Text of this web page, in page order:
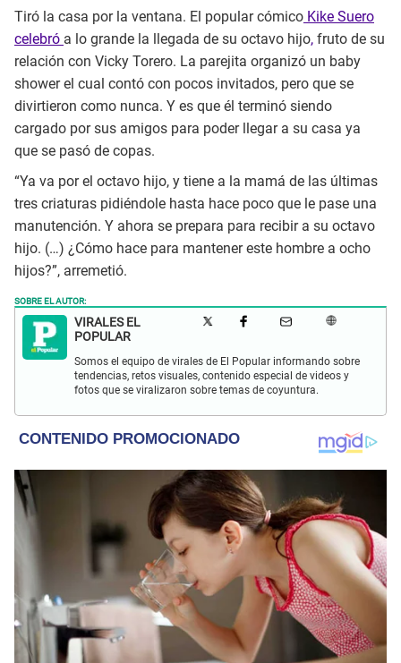
Tiró la casa por la ventana. El popular cómico Kike Suero
celebró a lo grande la llegada de su octavo hijo, fruto de su
relación con Vicky Torero. La parejita organizó un baby
shower el cual contó con pocos invitados, pero que se
divirtieron como nunca. Y es que él terminó siendo
cargado por sus amigos para poder llegar a su casa ya
que se pasó de copas.
“Ya va por el octavo hijo, y tiene a la mamá de las últimas
tres criaturas pidiéndole hasta hace poco que le pase una
manutención. Y ahora se prepara para recibir a su octavo
hijo. (…) ¿Cómo hace para mantener este hombre a ocho
hijos?”, arremetió.
SOBRE EL AUTOR:
VIRALES EL
POPULAR
Somos el equipo de virales de El Popular informando sobre
tendencias, retos visuales, contenido especial de videos y
fotos que se viralizaron sobre temas de coyuntura.